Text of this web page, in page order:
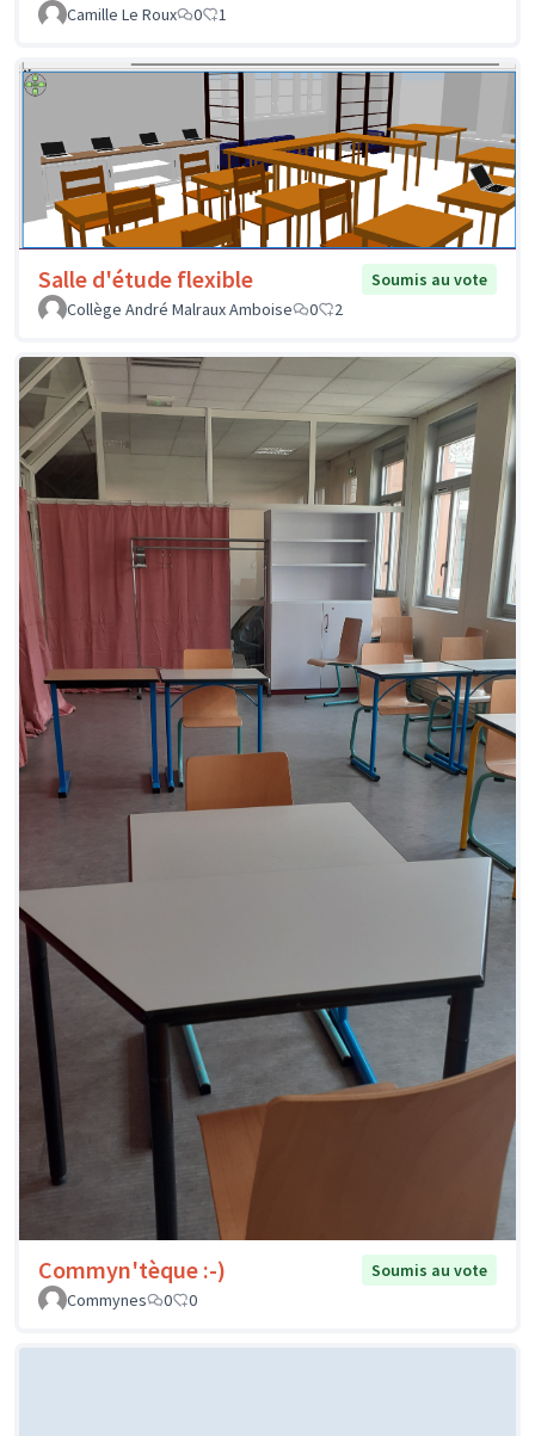
Camille Le Roux 0 1
Salle d'étude flexible
Soumis au vote
Collège André Malraux Amboise
0 2
Commyn'tèque :-)
Soumis au vote
Commynes
0 0